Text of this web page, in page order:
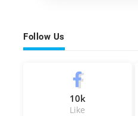
Follow Us
10k
Like